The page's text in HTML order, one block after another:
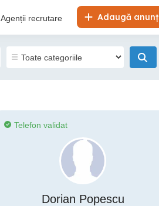
Adaugă anunț
Agenții recrutare
Telefon validat
Dorian Popescu